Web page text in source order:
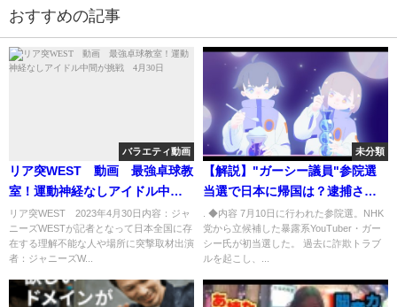
おすすめの記事
バラエティ動画
リア突WEST 動画 最強卓球教
室！運動神経なしアイドル中間
が挑戦 4月30日
リア突WEST 2023年4月30日内容：ジャ
ニーズWESTが記者となって日本全国に存
在する理解不能な人や場所に突撃取材出演
者：ジャニーズW...
未分類
【解説】"ガーシー議員"参院選
当選で日本に帰国は？逮捕され
ない特権も…｜政治部・相沢祐
樹記者
. ◆内容 7月10日に行われた参院選。NHK
党から立候補した暴露系YouTuber・ガー
シー氏が初当選した。 過去に詐欺トラブ
ルを起こし、...